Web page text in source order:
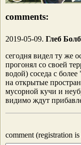
comments:
2019-05-09. Глеб
сегодня видел ту же
прогонял со своей
водой) соседа с
на открытые
мусорной кучи и
видимо ждут
comment (registration